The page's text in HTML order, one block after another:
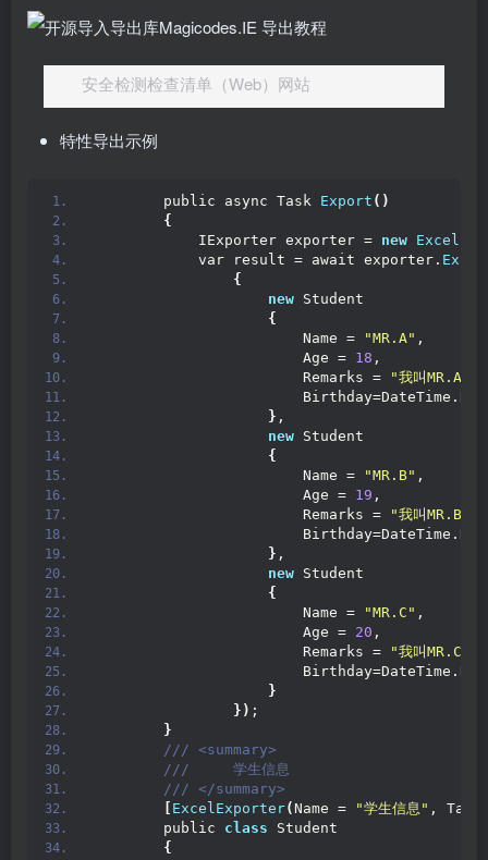
安全检测检查清单（Web）网站
特性导出示例
        public async Task
Export ()
{
            IExporter exporter =
new
            var result = await exporter.
{
new Student
{
                        Name =
"MR.A" ,
                        Age =
18 ,
                        Remarks =
"我叫MR.A,
                        Birthday=DateTime.
Now
} ,
new Student
{
                        Name =
"MR.B" ,
                        Age =
19 ,
                        Remarks =
"我叫MR.B,
                        Birthday=DateTime.
Now
} ,
new Student
{
                        Name =
"MR.C" ,
                        Age =
20 ,
                        Remarks =
"我叫MR.C,
                        Birthday=DateTime.
Now
}
}) ;
}
/// <summary>
///     学生信息
/// </summary>
ExcelExporter(Name = "学生信息" ,
        public
class Student
{